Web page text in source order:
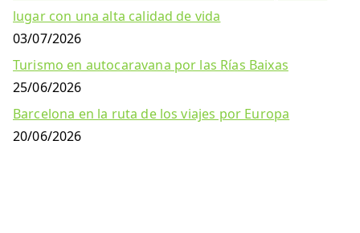
lugar con una alta calidad de vida
03/07/2026
Turismo en autocaravana por las Rías Baixas
25/06/2026
Barcelona en la ruta de los viajes por Europa
20/06/2026